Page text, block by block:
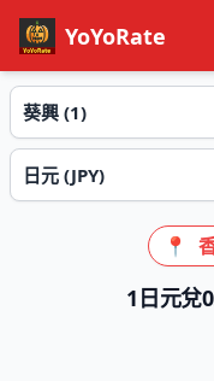
YoYoRate
📍
1日元兌